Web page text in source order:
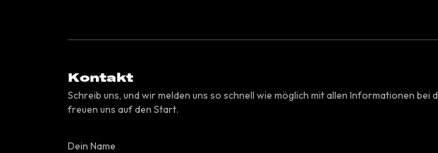
Kontakt
Schreib uns, und wir melden uns so schnell wie möglich mit allen Informationen bei
freuen uns auf den Start.